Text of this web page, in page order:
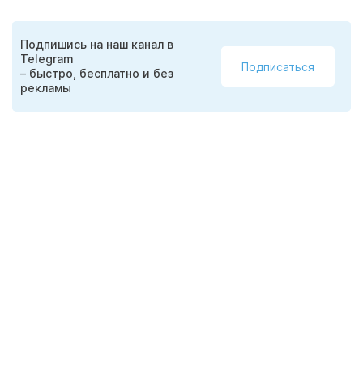
Подпишись на наш канал в
Telegram
– быстро, бесплатно и без
рекламы
Подписаться